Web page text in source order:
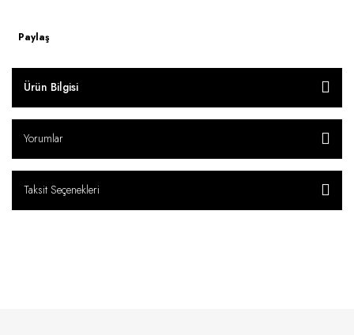
Paylaş
Ürün Bilgisi
Yorumlar
Taksit Seçenekleri